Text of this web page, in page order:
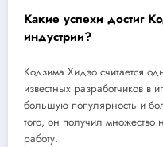
Какие успехи достиг
индустрии?
Кодзима Хидэо считается
известных разработчиков в
большую популярность и
того, он получил
работу.